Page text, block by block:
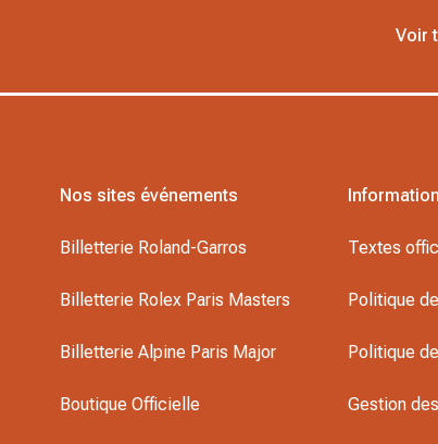
Voir
Nos sites événements
Billetterie Roland-Garros
Billetterie Rolex Paris Masters
Billetterie Alpine Paris Major
Boutique Officielle
Textes
Politique
Politique
Gestion